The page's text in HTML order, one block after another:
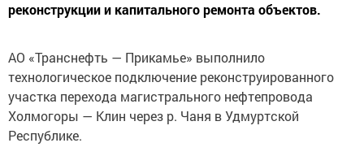
реконструкции и капитального ремонта объектов.
АО «Транснефть — Прикамье» выполнило
технологическое подключение реконструированного
участка перехода магистрального нефтепровода
Холмогоры — Клин через р. Чаня в Удмуртской
Республике.